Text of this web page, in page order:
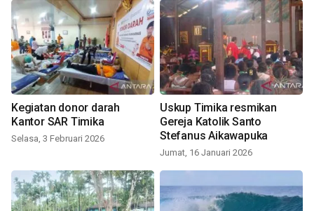
Kegiatan donor darah
Kantor SAR Timika
Selasa, 3 Februari 2026
Uskup Timika resmikan
Gereja Katolik Santo
Stefanus Aikawapuka
Jumat, 16 Januari 2026